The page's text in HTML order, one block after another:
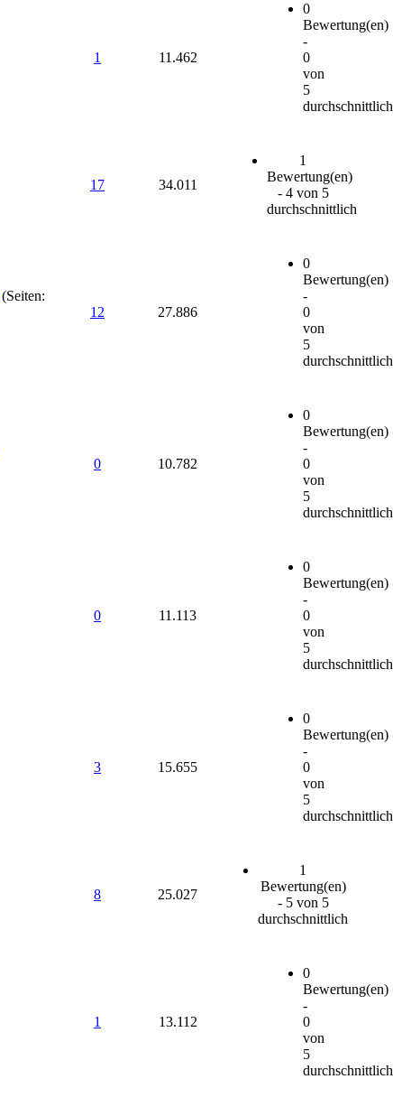
1 11.462
0
Bewertung(en)
-
0
von
5
durchschnittlich
17 34.011
1
Bewertung(en)
- 4 von 5
durchschnittlich
(Seiten:
12 27.886
0
Bewertung(en)
-
0
von
5
durchschnittlich
0 10.782
0
Bewertung(en)
-
0
von
5
durchschnittlich
0 11.113
0
Bewertung(en)
-
0
von
5
durchschnittlich
3 15.655
0
Bewertung(en)
-
0
von
5
durchschnittlich
8 25.027
1
Bewertung(en)
- 5 von 5
durchschnittlich
1 13.112
0
Bewertung(en)
-
0
von
5
durchschnittlich